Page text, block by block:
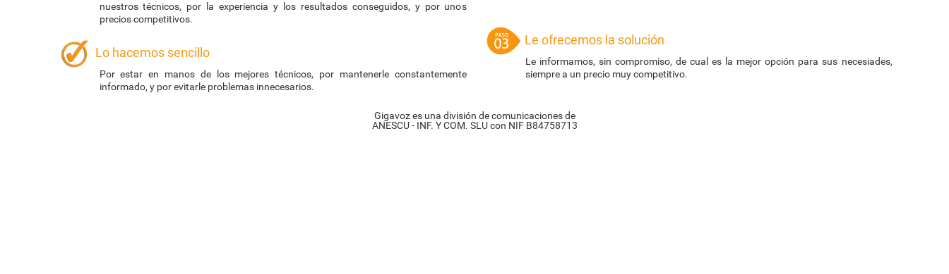
nuestros técnicos, por la experiencia y los resultados conseguidos, y por unos
precios competitivos.
Lo hacemos sencillo
Por estar en manos de los mejores técnicos, por mantenerle constantemente
informado, y por evitarle problemas innecesarios.
Le ofrecemos la solución
Le informamos, sin compromiso, de cual es la mejor opción para sus necesiades,
siempre a un precio muy competitivo.
Gigavoz es una división de comunicaciones de
ANESCU - INF. Y COM. SLU con NIF B84758713